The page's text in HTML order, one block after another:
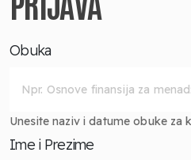
Obuka
Unesite naziv i datume obuke za
Ime i Prezime